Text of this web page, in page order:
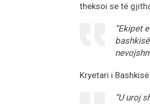
theksoi se të
“Ekipet
Kryetari i
“U uroj